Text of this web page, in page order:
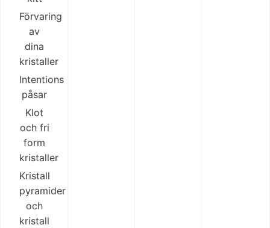
Förvaring
av
dina
kristaller
Intentions
påsar
Klot
och fri
form
kristaller
Kristall
pyramider
och
kristall